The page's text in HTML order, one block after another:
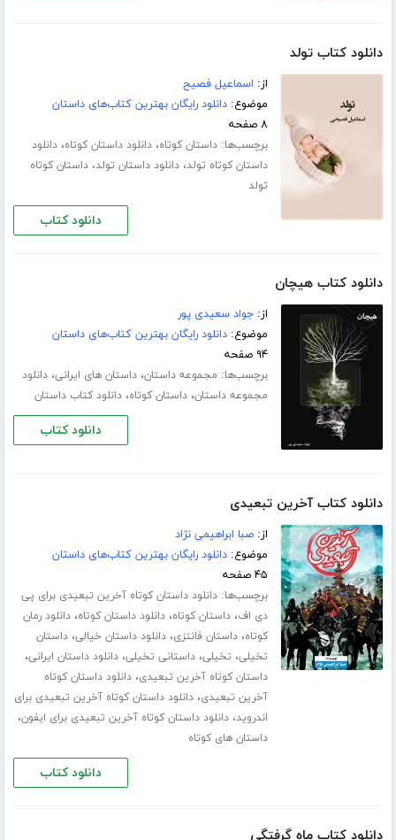
دانلود کتاب تولد
از: اسماعیل فصیح
موضوع:دانلود رایگان بهترین کتاب‌های داستان
۸ صفحه
برچسب‌ها:داستان کوتاه،دانلود داستان کوتاه،دانلود
داستان کوتاه تولد،دانلود داستان تولد،داستان کوتاه
تولد
دانلود کتاب
دانلود کتاب هیچان
از:جواد سعیدی پور
موضوع:دانلود رایگان بهترین کتاب‌های داستان
۹۴ صفحه
برچسب‌ها: مجموعه داستان،داستان های ایرانی،دانلود
مجموعه داستان،داستان کوتاه،دانلود کتاب داستان
دانلود کتاب
دانلود کتاب آخرین تبعیدی
از:صبا ابراهیمی نژاد
موضوع:دانلود رایگان بهترین کتاب‌های داستان
۴۵ صفحه
برچسب‌ها:دانلود داستان کوتاه آخرین تبعیدی برای پی
دی اف،داستان کوتاه،دانلود داستان کوتاه،دانلود رمان
کوتاه،داستان فانتزی،دانلود داستان خیالی،داستان
تخیلی، تخیلی،داستانی تخیلی،دانلود داستان ایرانی،
داستان کوتاه آخرین تبعیدی،دانلود داستان کوتاه
آخرین تبعیدی،دانلود داستان کوتاه آخرین تبعیدی برای
اندروید،دانلود داستان کوتاه آخرین تبعیدی برای ایفون،
داستان های کوتاه
دانلود کتاب
دانلود کتاب ماه گرفتگی